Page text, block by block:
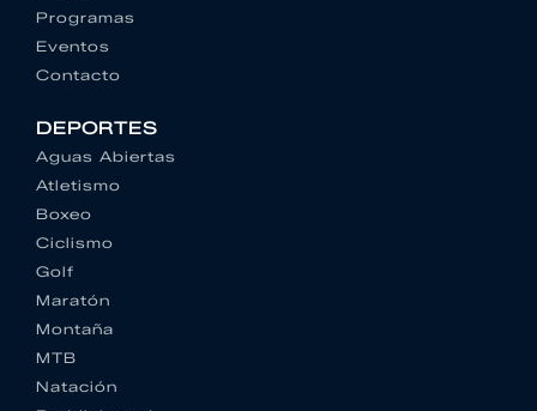
Programas
Eventos
Contacto
DEPORTES
Aguas Abiertas
Atletismo
Boxeo
Ciclismo
Golf
Maratón
Montaña
MTB
Natación